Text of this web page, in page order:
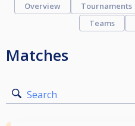
Overview Tournaments
Teams
Matches
Search